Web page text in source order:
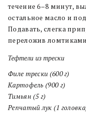
течение 6–8 минут,
остальное масло и
Подавать, слегка
переложив
Тефтели из трески
Филе трески (600 г)
Картофель (900 г)
Тимьян (5 г)
Репчатый лук (1